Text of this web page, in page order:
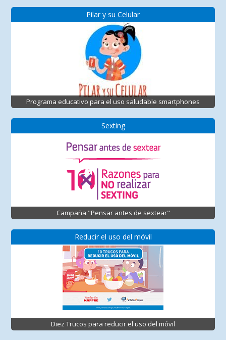
Pilar y su Celular
Programa educativo para el uso saludable smartphones
Sexting
Campaña "Pensar antes de sextear"
Reducir el uso del móvil
Diez Trucos para reducir el uso del móvil